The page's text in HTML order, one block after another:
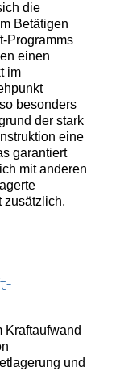
die
Betätigen
Programms
einen
im
besonders
der stark
eine
garantiert
mit anderen
zusätzlich.
Kraftaufwand
und